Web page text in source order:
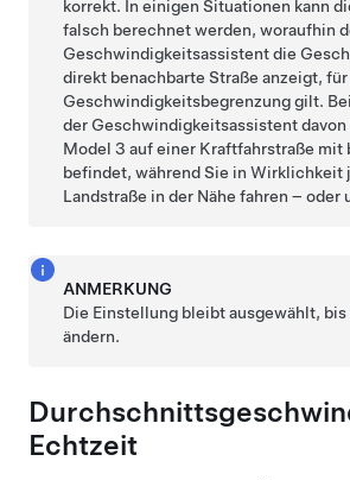
korrekt. In einigen Situationen kann
falsch berechnet werden, woraufhin
Geschwindigkeitsassistent die
direkt benachbarte Straße anzeigt,
Geschwindigkeitsbegrenzung gilt.
der Geschwindigkeitsassistent davon
Model 3 auf einer Kraftfahrstraße mit
befindet, während Sie in Wirklichkeit
Landstraße in der Nähe fahren – oder
ANMERKUNG
Die Einstellung bleibt ausgewählt, bis
ändern.
Echtzeit